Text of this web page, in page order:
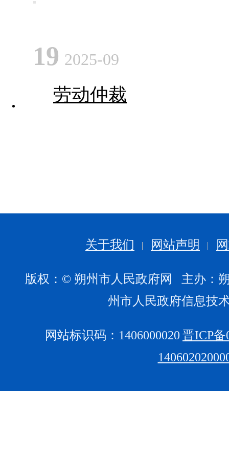
19 2025-09
劳动仲裁
关于我们 网站声明
版权：© 朔州市人民政府网 主办：
州市人民政府信息技
网站标识码：1406000020 晋ICP备